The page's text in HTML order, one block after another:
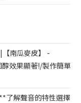
南瓜麥皮】 -
效果顯著!/製作簡單
了解聲音的特性選擇